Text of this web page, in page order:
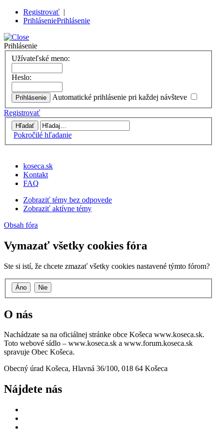
Registrovať |
PrihláseniePrihlásenie
Prihlásenie
Užívateľské meno:
Heslo:
Automatické prihlásenie pri každej návšteve
Registrovať
Pokročilé hľadanie
koseca.sk
Kontakt
FAQ
Zobraziť témy bez odpovede
Zobraziť aktívne témy
Obsah fóra
Vymazať všetky cookies fóra
Ste si istí, že chcete zmazať všetky cookies nastavené týmto fórom?
O nás
Nachádzate sa na oficiálnej stránke obce Košeca www.koseca.sk.
Toto webové sídlo – www.koseca.sk a www.forum.koseca.sk
spravuje Obec Košeca.
Obecný úrad Košeca, Hlavná 36/100, 018 64 Košeca
Nájdete nás